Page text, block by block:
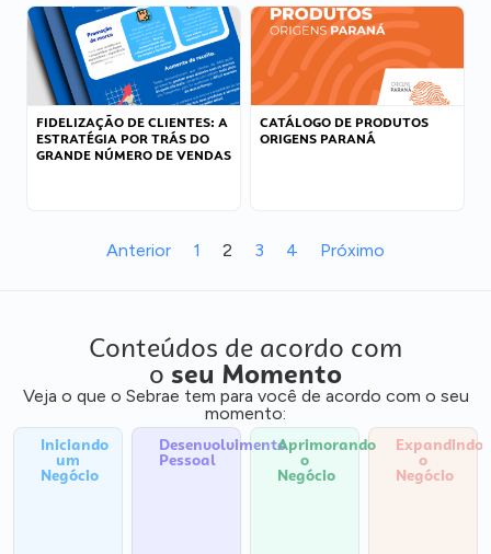
FIDELIZAÇÃO DE CLIENTES: A
ESTRATÉGIA POR TRÁS DO
GRANDE NÚMERO DE VENDAS
CATÁLOGO DE PRODUTOS
ORIGENS PARANÁ
Anterior 1 2 3 4 Próximo
Conteúdos de acordo com
o seu Momento
Veja o que o Sebrae tem para você de acordo com o seu
momento:
Iniciando
um
Negócio
Desenvolvimento
Pessoal
Aprimorando
o
Negócio
Expandindo
o
Negócio